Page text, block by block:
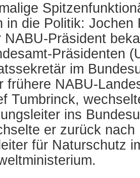
in die Politik: Jochen
NABU-Präsident
Präsidenten
im
frühere NABU-
Tumbrinck,
ins
er zurück
für Naturschutz